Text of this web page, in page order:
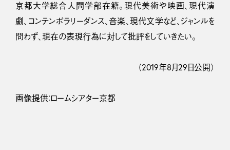
京都大学総合人間学部在籍。現代美術や映画、現代演
劇、コンテンポラリーダンス、音楽、現代文学など、ジャンルを
問わず、現在の表現行為に対して批評をしていきたい。
（2019年8月29日公開）
画像提供：ロームシアター京都